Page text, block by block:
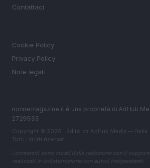
Contattaci
Cookie Policy
Privacy Policy
Note legali
nonnemagazine.it è una proprietà di AdHub
2729933
Copyright © 2026 · Edito da AdHub Media — Italia
Tutti i diritti riservati
I contenuti sono curati dalla redazione con il
realizzati in collaborazione con autori indipendenti.